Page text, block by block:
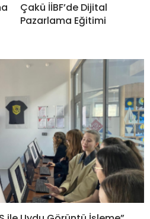
Çakü İİBF’de Dijital
Pazarlama Eğitimi